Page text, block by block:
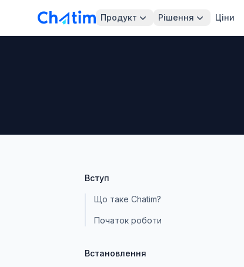
Продукт Рішення Ціни
Вступ
Що таке Chatim?
Початок роботи
Встановлення